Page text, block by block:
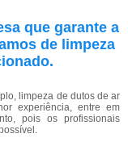
que garante a
de limpeza
limpeza de dutos de ar
experiência, entre em
pois os profissionais